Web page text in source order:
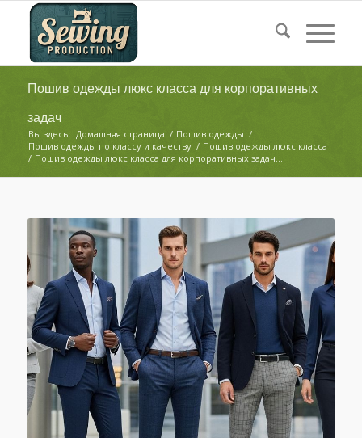
Пошив одежды люкс класса для корпоративных
задач
Вы здесь: Домашняя страница / Пошив одежды /
Пошив одежды по классу и качеству / Пошив одежды люкс класса
/ Пошив одежды люкс класса для корпоративных задач...